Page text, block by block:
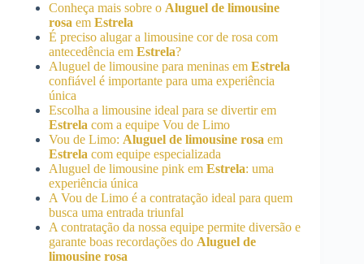
Conheça mais sobre o Aluguel de limousine
rosa em Estrela
É preciso alugar a limousine cor de rosa com
antecedência em Estrela?
Aluguel de limousine para meninas em Estrela
confiável é importante para uma experiência
única
Escolha a limousine ideal para se divertir em
Estrela com a equipe Vou de Limo
Vou de Limo: Aluguel de limousine rosa em
Estrela com equipe especializada
Aluguel de limousine pink em Estrela: uma
experiência única
A Vou de Limo é a contratação ideal para quem
busca uma entrada triunfal
A contratação da nossa equipe permite diversão e
garante boas recordações do Aluguel de
limousine rosa